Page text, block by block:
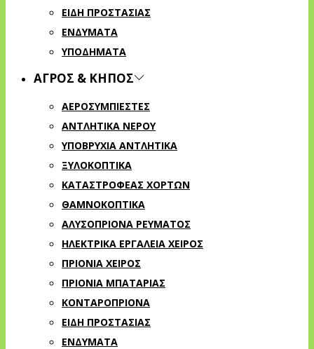
ΕΙΔΗ ΠΡΟΣΤΑΣΙΑΣ
ΕΝΔΥΜΑΤΑ
ΥΠΟΔΗΜΑΤΑ
ΑΓΡΟΣ & ΚΗΠΟΣ
ΑΕΡΟΣΥΜΠΙΕΣΤΕΣ
ΑΝΤΛΗΤΙΚΑ ΝΕΡΟΥ
ΥΠΟΒΡΥΧΙΑ ΑΝΤΛΗΤΙΚΑ
ΞΥΛΟΚΟΠΤΙΚΑ
ΚΑΤΑΣΤΡΟΦΕΑΣ ΧΟΡΤΩΝ
ΘΑΜΝΟΚΟΠΤΙΚΑ
ΑΛΥΣΟΠΡΙΟΝΑ ΡΕΥΜΑΤΟΣ
ΗΛΕΚΤΡΙΚΑ ΕΡΓΑΛΕΙΑ ΧΕΙΡΟΣ
ΠΡΙΟΝΙΑ ΧΕΙΡΟΣ
ΠΡΙΟΝΙΑ ΜΠΑΤΑΡΙΑΣ
ΚΟΝΤΑΡΟΠΡΙΟΝΑ
ΕΙΔΗ ΠΡΟΣΤΑΣΙΑΣ
ΕΝΔΥΜΑΤΑ